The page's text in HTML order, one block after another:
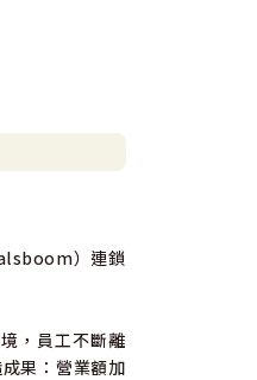
）連鎖
，員工不斷離
果：營業額加